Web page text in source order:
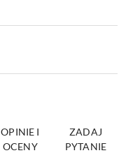
OPINIE I
OCENY
ZADAJ
PYTANIE